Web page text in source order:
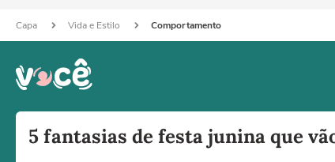
Capa Vida e Estilo Comportamento
5 fantasias de festa junina que